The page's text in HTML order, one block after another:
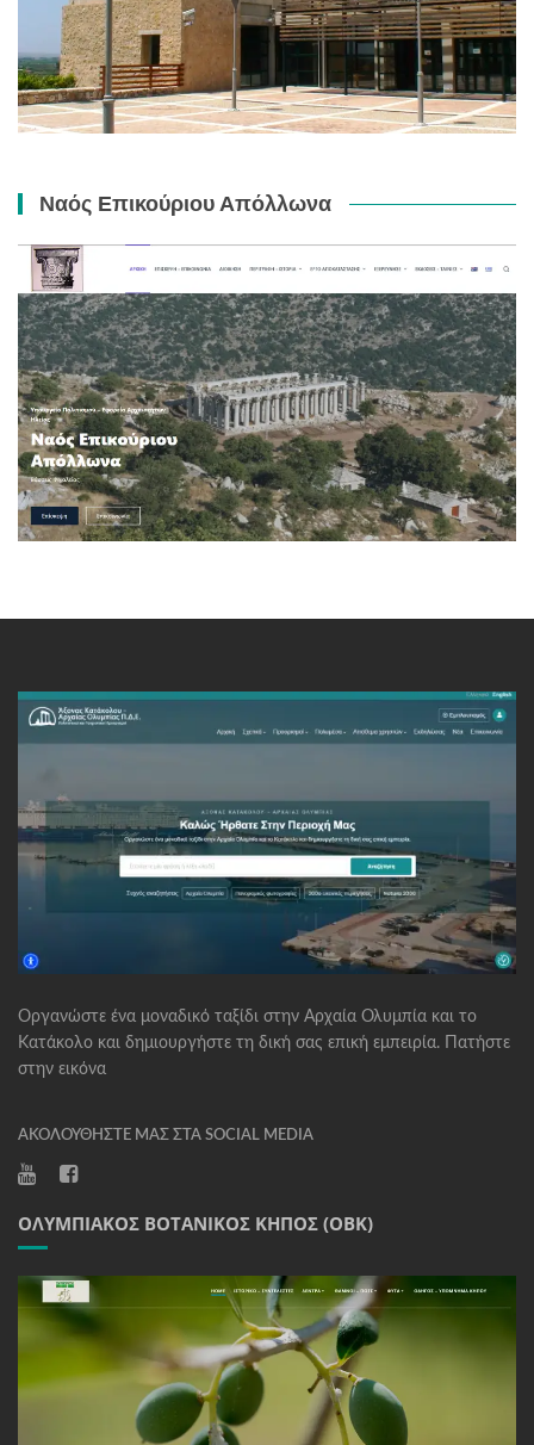
Ναός Επικούριου Απόλλωνα
Οργανώστε ένα μοναδικό ταξίδι στην Αρχαία Ολυμπία και το
Κατάκολο και δημιουργήστε τη δική σας επική εμπειρία. Πατήστε
στην εικόνα
ΑΚΟΛΟΥΘΉΣΤΕ ΜΑΣ ΣΤΑ SOCIAL MEDIA
ΟΛΥΜΠΙΑΚΌΣ ΒΟΤΑΝΙΚΌΣ ΚΉΠΟΣ (ΟΒΚ)